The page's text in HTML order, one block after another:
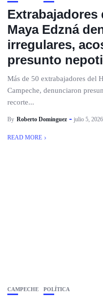
Extrabajadores
Maya Edzná
irregulares,
presunto
Más de 50 extrabajadores del
Campeche, denunciaron
recorte...
By Roberto Dominguez julio 5, 2026
READ MORE
CAMPECHE POLÍTICA